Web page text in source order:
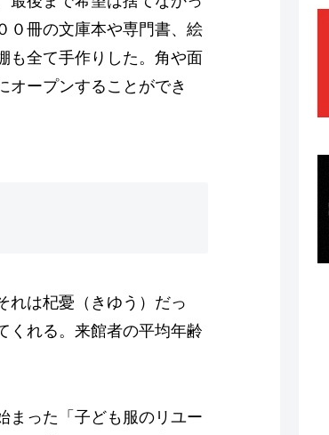
０冊の文庫本や専門書、絵
も全て手作りした。角や面
オープンすることができ
れは杞憂（きゆう）だっ
くれる。来館者の平均年齢
まった「子ども服のリユー